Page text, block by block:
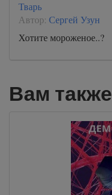
Тварь
Автор: Сергей Узун
Хотите мороженое..?
Вам